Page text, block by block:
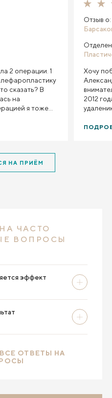
2 операции. 1
сказать? В
на
я тоже
Конечно же,
первой
мне
С
свежее,
проведены
гладкие
Отзыв о:
Хочу
2012
НА ПРИЁМ
ЧАСТО
ВОПРОСЫ
эффект
ОТВЕТЫ НА